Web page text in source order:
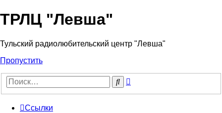
ТРЛЦ "Левша"
Тульский радиолюбительский центр "Левша"
Пропустить
Поиск
Ссылки